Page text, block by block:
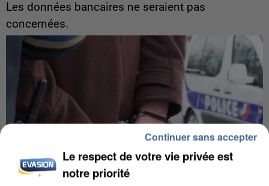
Les données bancaires ne seraient pas
concernées.
Le respect de votre vie privée est
notre priorité
Continuer sans accepter